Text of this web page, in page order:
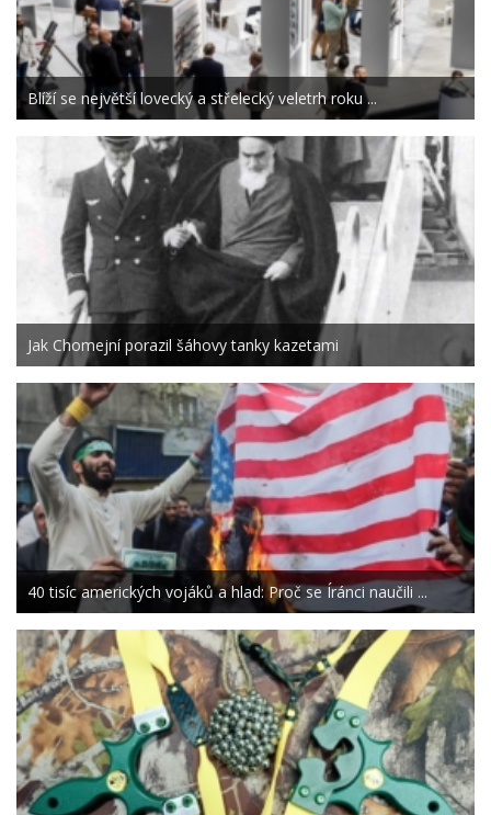
Blíží se největší lovecký a střelecký veletrh roku ...
Jak Chomejní porazil šáhovy tanky kazetami
40 tisíc amerických vojáků a hlad: Proč se Íránci naučili ...